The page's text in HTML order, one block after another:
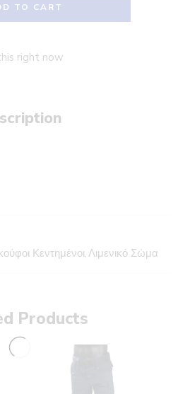
TO CART
right now
Κεντημένοι,Λιμενικό Σώμα
Products